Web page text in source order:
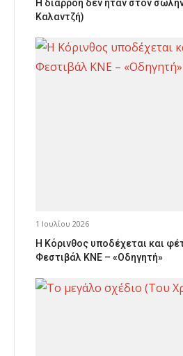
Η διαρροή δεν ήταν στον
Καλαντζή)
1 Ιουλίου 2026
Η Κόρινθος υποδέχεται και
Φεστιβάλ ΚΝΕ – «Οδηγητή»